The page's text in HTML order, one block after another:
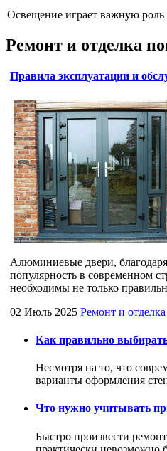
Освещение играет важную
Ремонт и отделка
Правила эксплуатации и
Алюминиевые двери,
популярность в современном
необходимы не только
02 Июль 2025 Ремонт и
Как правильно
Несмотря на то, что
варианты оформления
Что нужно учитывать
Быстро произвести